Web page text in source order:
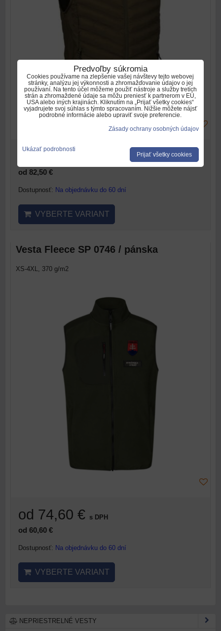
od 101,50 €
od 82,50 €
Dostupnosť: Na objednávku do 60 dní
VYBERTE VARIANT
Vesta Fleece SP 0746 / pánska
XS-4XL, 370 g/m2
od 74,60 € s DPH
od 60,60 €
Dostupnosť: Na objednávku do 60 dní
VYBERTE VARIANT
NEPRIESTRELNÉ VESTY
Predvoľby súkromia
Cookies používame na zlepšenie vašej návštevy tejto webovej
stránky, analýzu jej výkonnosti a zhromažďovanie údajov o jej
používaní. Na tento účel môžeme použiť nástroje a služby tretích
strán a zhromaždené údaje sa môžu preniesť k partnerom v EÚ,
USA alebo iných krajinách. Kliknutím na „Prijať všetky cookies“
vyjadrujete svoj súhlas s týmto spracovaním. Nižšie môžete nájsť
podrobné informácie alebo upraviť svoje preferencie.
Zásady ochrany osobných údajov
Ukázať podrobnosti
Prijať všetky cookies